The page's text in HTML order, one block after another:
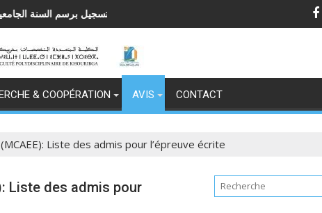
التسجيل برسم Appel à la pré-
& COOPÉRATION AVIS CONTACT
Liste des admis pour l’épreuve écrite
Liste des admis pour